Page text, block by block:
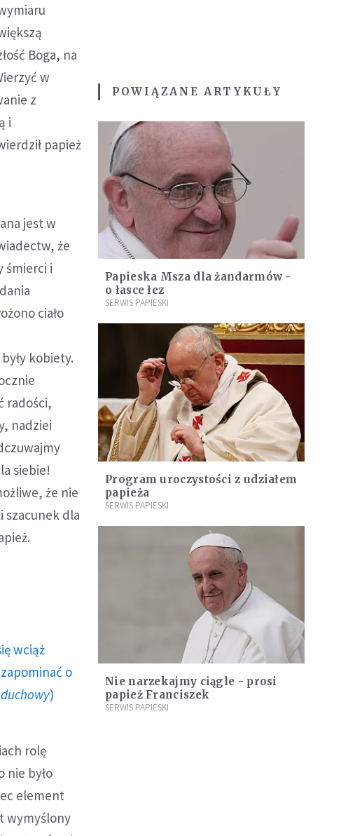
Boga, na
w
z
i
papież
jest w
że
śmierci i
ciało
kobiety.
radości,
nadziei
siebie!
że nie
szacunek dla
wciąż
o
)
rolę
nie było
element
wymyślony
POWIĄZANE ARTYKUŁY
Papieska Msza dla żandarmów -
o łasce łez
SERWIS PAPIESKI
Program uroczystości z udziałem
papieża
SERWIS PAPIESKI
Nie narzekajmy ciągle - prosi
papież Franciszek
SERWIS PAPIESKI